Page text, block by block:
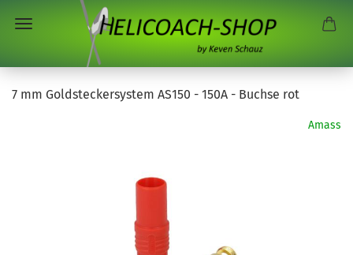
7 mm Goldsteckersystem AS150 - 150A - Buchse rot
Amass